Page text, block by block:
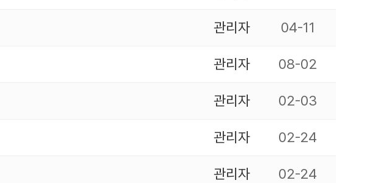
관리자 04-11
관리자 08-02
관리자 02-03
관리자 02-24
관리자 02-24